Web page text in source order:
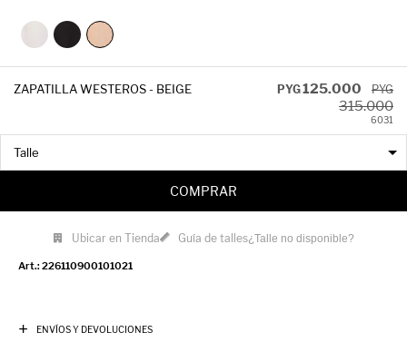
ZAPATILLA WESTEROS - BEIGE PYG125.000 PYG
315.000
6031
COMPRAR
Ubicar en Tienda Guía de talles¿Talle no disponible?
226110900101021
ENVÍOS Y DEVOLUCIONES